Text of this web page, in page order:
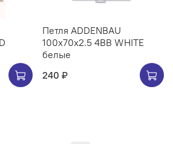
Петля ADDENBAU
100х70х2.5 4BB WHITE
белые
240 ₽